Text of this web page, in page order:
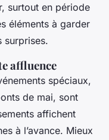
surtout en période
éléments à garder
surprises.
affluence
spéciaux,
de mai, sont
affichent
à l’avance. Mieux